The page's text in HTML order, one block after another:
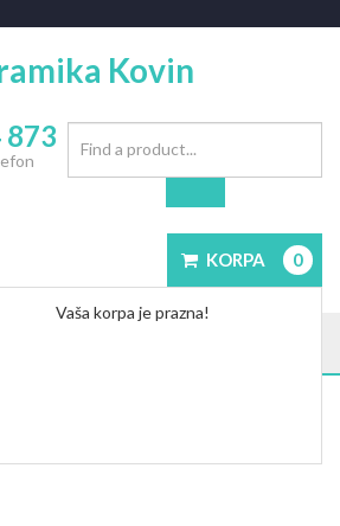
Kovin
873
KORPA 0
Vaša korpa je prazna!